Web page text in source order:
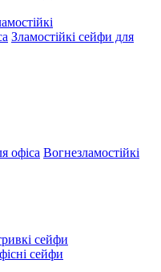
Зламостійкі сейфи для
Вогнезламостійкі
сейфи
сейфи